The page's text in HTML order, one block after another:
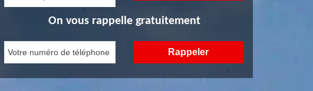
On vous rappelle gratuitement